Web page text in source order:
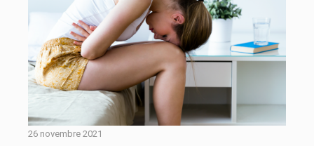
26 novembre 2021